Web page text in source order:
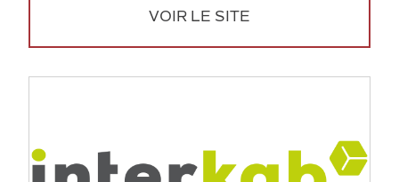
VOIR LE SITE